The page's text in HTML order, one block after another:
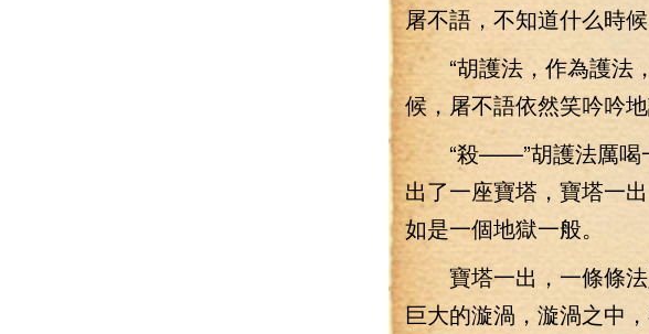
屠不語，不知道什么時
“胡護法，作為護法，
候，屠不語依然笑吟吟地
“殺——”胡護法厲喝一
出了一座寶塔，寶塔一
如是一個地獄一般。
寶塔一出，一條條法
巨大的漩渦，漩渦之中